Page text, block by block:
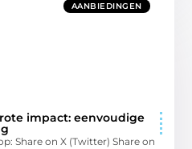
AANBIEDINGEN
impact: eenvoudige
Share on X (Twitter) Share on